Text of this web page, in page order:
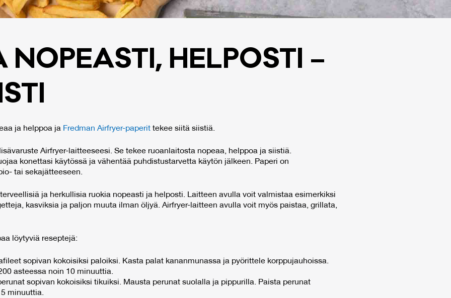
HEL­POS­TI –
ja helppoa ja Fredman Airfryer-paperit tekee siitä siistiä.
Airfryer-laitteeseesi. Se tekee ruoanlaitosta nopeaa, helppoa ja siistiä.
konettasi käytössä ja vähentää puhdistustarvetta käytön jälkeen. Paperi on
tai sekajätteeseen.
ja herkullisia ruokia nopeasti ja helposti. Laitteen avulla voit valmistaa esimerkiksi
kasviksia ja paljon muuta ilman öljyä. Airfryer-laitteen avulla voit myös paistaa, grillata,
löytyviä reseptejä:
sopivan kokoisiksi paloiksi. Kasta palat kananmunassa ja pyörittele korppujauhoissa.
asteessa noin 10 minuuttia.
sopivan kokoisiksi tikuiksi. Mausta perunat suolalla ja pippurilla. Paista perunat
minuuttia.